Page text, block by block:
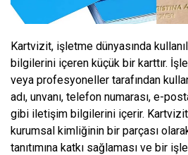
Kartvizit, işletme dünyasında
bilgilerini içeren küçük bir karttır.
veya profesyoneller tarafından
adı, unvanı, telefon numarası, e-
gibi iletişim bilgilerini içerir.
kurumsal kimliğinin bir parçası olarak
tanıtımına katkı sağlaması ve bir